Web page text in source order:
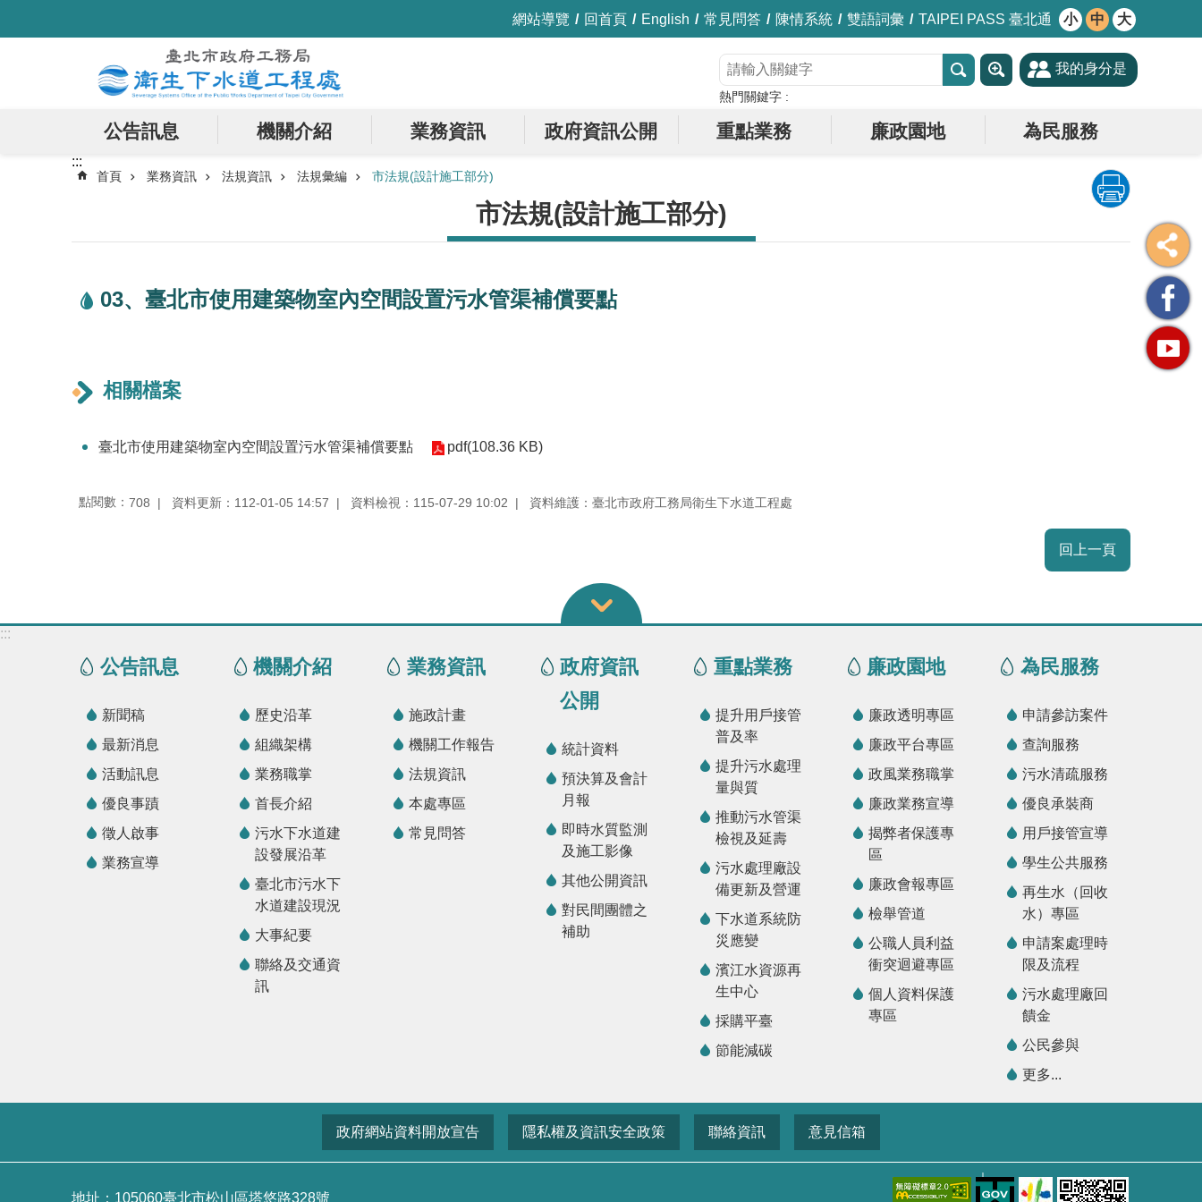
網站導覽 回首頁 English 常見問答 陳情系統 雙語詞彙 TAIPEI PASS 臺北通 小 中 大
熱門關鍵字
我的身分是
公告訊息 機關介紹 業務資訊 政府資訊公開 重點業務 廉政園地 為民服務
:::
首頁 業務資訊 法規資訊 法規彙編 市法規(設計施工部分)
市法規(設計施工部分)
03、臺北市使用建築物室內空間設置污水管渠補償要點
相關檔案
臺北市使用建築物室內空間設置污水管渠補償要點 pdf(108.36 KB)
點閱數： 708 資料更新：112-01-05 14:57 資料檢視：115-07-29 10:02 資料維護：臺北市政府工務局衛生下水道工程處
回上一頁
:::
公告訊息
新聞稿
最新消息
活動訊息
優良事蹟
徵人啟事
業務宣導
機關介紹
歷史沿革
組織架構
業務職掌
首長介紹
污水下水道建
設發展沿革
臺北市污水下
水道建設現況
大事紀要
聯絡及交通資
訊
業務資訊
施政計畫
機關工作報告
法規資訊
本處專區
常見問答
政府資訊
公開
統計資料
預決算及會計
月報
即時水質監測
及施工影像
其他公開資訊
對民間團體之
補助
重點業務
提升用戶接管
普及率
提升污水處理
量與質
推動污水管渠
檢視及延壽
污水處理廠設
備更新及營運
下水道系統防
災應變
濱江水資源再
生中心
採購平臺
節能減碳
廉政園地
廉政透明專區
廉政平台專區
政風業務職掌
廉政業務宣導
揭弊者保護專
區
廉政會報專區
檢舉管道
公職人員利益
衝突迴避專區
個人資料保護
專區
為民服務
申請參訪案件
查詢服務
污水清疏服務
優良承裝商
用戶接管宣導
學生公共服務
再生水（回收
水）專區
申請案處理時
限及流程
污水處理廠回
饋金
公民參與
更多...
政府網站資料開放宣告 隱私權及資訊安全政策 聯絡資訊 意見信箱
地址：105060臺北市松山區塔悠路328號